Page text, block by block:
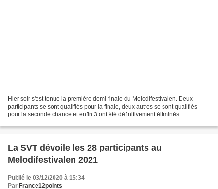
Hier soir s'est tenue la première demi-finale du Melodifestivalen. Deux
participants se sont qualifiés pour la finale, deux autres se sont qualifiés
pour la seconde chance et enfin 3 ont été définitivement éliminés.
La SVT dévoile les 28 participants au
Melodifestivalen 2021
Publié le 03/12/2020 à 15:34
Par France12points